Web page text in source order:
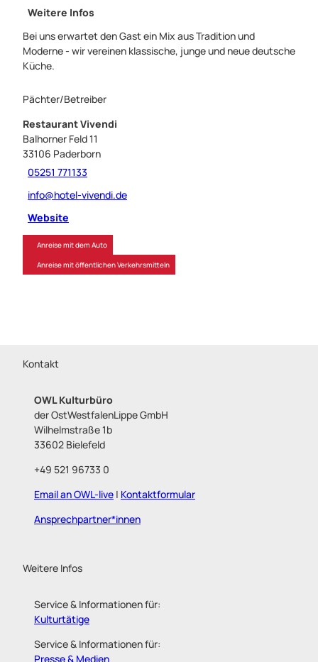
Weitere Infos
Bei uns erwartet den Gast ein Mix aus Tradition und
Moderne - wir vereinen klassische, junge und neue deutsche
Küche.
Pächter/Betreiber
Restaurant Vivendi
Balhorner Feld 11
33106 Paderborn
05251 771133
info@hotel-vivendi.de
Website
Anreise mit dem Auto
Anreise mit öffentlichen Verkehrsmitteln
Kontakt
OWL Kulturbüro
der OstWestfalenLippe GmbH
Wilhelmstraße 1b
33602 Bielefeld
+49 521 96733 0
Email an OWL-live | Kontaktformular
Ansprechpartner*innen
Weitere Infos
Service & Informationen für:
Kulturtätige
Service & Informationen für:
Presse & Medien